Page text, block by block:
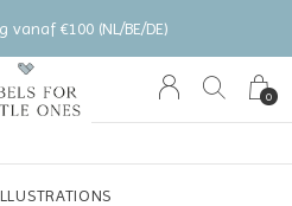
0
vanaf €100 (NL/BE/DE)